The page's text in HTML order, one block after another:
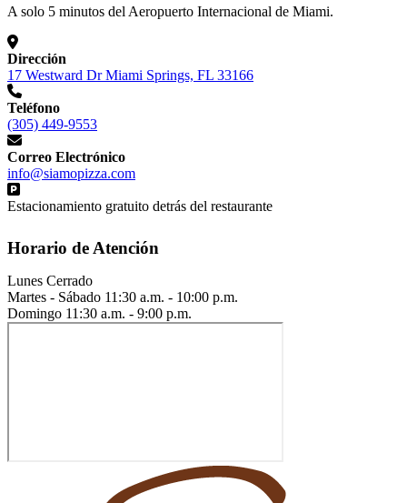
A solo 5 minutos del Aeropuerto Internacional de Miami.
Dirección
17 Westward Dr Miami Springs, FL 33166
Teléfono
(305) 449-9553
Correo Electrónico
info@siamopizza.com
Estacionamiento gratuito detrás del restaurante
Horario de Atención
Lunes Cerrado
Martes - Sábado 11:30 a.m. - 10:00 p.m.
Domingo 11:30 a.m. - 9:00 p.m.